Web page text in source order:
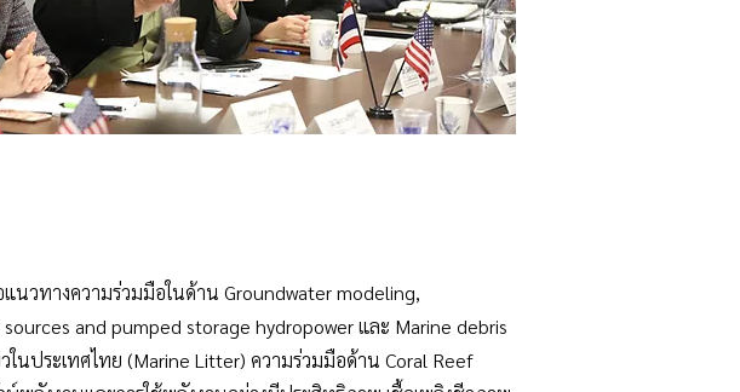
นวทางความร่วมมือในด้าน Groundwater modeling,
and pumped storage hydropower และ Marine debris
ในประเทศไทย (Marine Litter) ความร่วมมือด้าน Coral Reef